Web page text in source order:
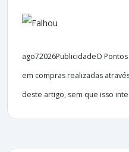
ago72026PublicidadeO
em compras realizadas
deste artigo, sem que isso